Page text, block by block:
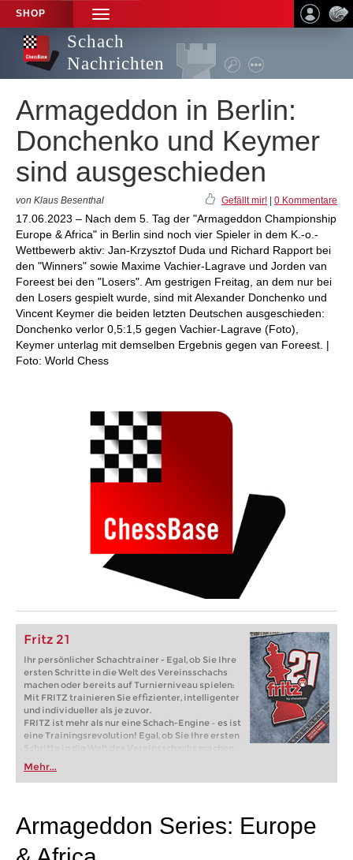
SHOP
TOGGLE
NAVIGATION
Schach
Nachrichten
Armageddon in Berlin:
Donchenko und Keymer
sind ausgeschieden
von Klaus Besenthal Gefällt mir! 0 Kommentare
17.06.2023 – Nach dem 5. Tag der "Armageddon Championship
Europe & Africa" in Berlin sind noch vier Spieler in dem K.-o.-
Wettbewerb aktiv: Jan-Krzysztof Duda und Richard Rapport bei
den "Winners" sowie Maxime Vachier-Lagrave und Jorden van
Foreest bei den "Losers". Am gestrigen Freitag, an dem nur bei
den Losers gespielt wurde, sind mit Alexander Donchenko und
Vincent Keymer die beiden letzten Deutschen ausgeschieden:
Donchenko verlor 0,5:1,5 gegen Vachier-Lagrave (Foto),
Keymer unterlag mit demselben Ergebnis gegen van Foreest. |
Foto: World Chess
Fritz 21
Ihr persönlicher Schachtrainer - Egal, ob Sie Ihre
ersten Schritte in die Welt des Vereinsschachs
machen oder bereits auf Turnierniveau spielen:
Mit FRITZ trainieren Sie effizienter, intelligenter
und individueller als je zuvor.
FRITZ ist mehr als nur eine Schach-Engine – es ist
eine Trainingsrevolution! Egal, ob Sie Ihre ersten
Schritte in die Welt des Vereinsschachs machen
oder bereits auf Turnierniveau spielen: Mit
FRITZ trainieren Sie effizienter, intelligenter und
individueller als je zuvor.
Mehr...
Armageddon Series: Europe